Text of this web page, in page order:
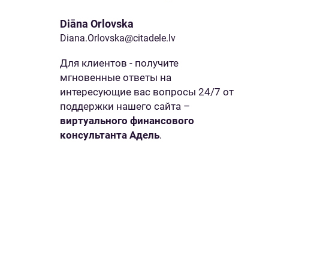
Diāna Orlovska
Diana.Orlovska@citadele.lv
Для клиентов - получите
мгновенные ответы на
интересующие вас вопросы 24/7 от
поддержки нашего сайта –
виртуального финансового
консультанта Адель.